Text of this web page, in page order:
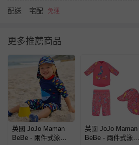
配送 宅配 免運
更多推薦商品
英國 JoJo Maman
BeBe - 兩件式泳裝
英國 JoJo Maman
BeBe - 兩件式泳裝